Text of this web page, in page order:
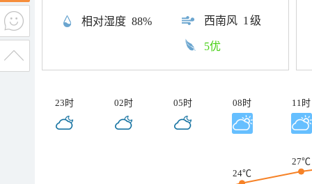
相对湿度 88% 西南风 1级
5优
23时 02时 05时 08时 11时
24℃
27℃